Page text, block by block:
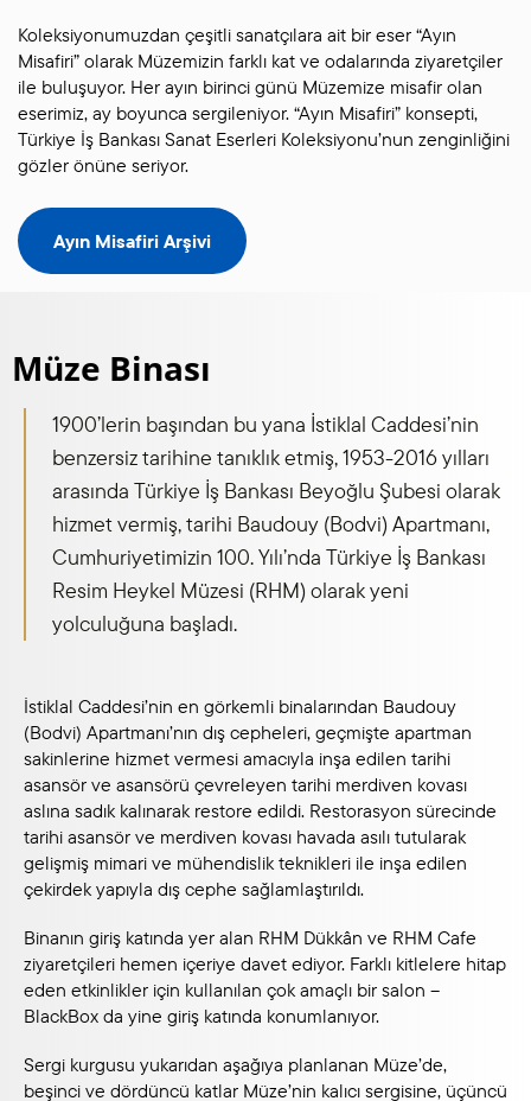
Koleksiyonumuzdan çeşitli sanatçılara ait bir eser “Ayın
Misafiri” olarak Müzemizin farklı kat ve odalarında ziyaretçiler
ile buluşuyor. Her ayın birinci günü Müzemize misafir olan
eserimiz, ay boyunca sergileniyor. “Ayın Misafiri” konsepti,
Türkiye İş Bankası Sanat Eserleri Koleksiyonu’nun zenginliğini
gözler önüne seriyor.
Ayın Misafiri Arşivi
Müze Binası
1900’lerin başından bu yana İstiklal Caddesi’nin
benzersiz tarihine tanıklık etmiş, 1953-2016 yılları
arasında Türkiye İş Bankası Beyoğlu Şubesi olarak
hizmet vermiş, tarihi Baudouy (Bodvi) Apartmanı,
Cumhuriyetimizin 100. Yılı’nda Türkiye İş Bankası
Resim Heykel Müzesi (RHM) olarak yeni
yolculuğuna başladı.
İstiklal Caddesi’nin en görkemli binalarından Baudouy
(Bodvi) Apartmanı’nın dış cepheleri, geçmişte apartman
sakinlerine hizmet vermesi amacıyla inşa edilen tarihi
asansör ve asansörü çevreleyen tarihi merdiven kovası
aslına sadık kalınarak restore edildi. Restorasyon sürecinde
tarihi asansör ve merdiven kovası havada asılı tutularak
gelişmiş mimari ve mühendislik teknikleri ile inşa edilen
çekirdek yapıyla dış cephe sağlamlaştırıldı.
Binanın giriş katında yer alan RHM Dükkân ve RHM Cafe
ziyaretçileri hemen içeriye davet ediyor. Farklı kitlelere hitap
eden etkinlikler için kullanılan çok amaçlı bir salon –
BlackBox da yine giriş katında konumlanıyor.
Sergi kurgusu yukarıdan aşağıya planlanan Müze’de,
beşinci ve dördüncü katlar Müze’nin kalıcı sergisine, üçüncü